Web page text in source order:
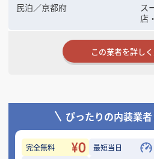
民泊／京都府
ス
店
この業者を詳し
ぴったりの内装業
完全無料
最短当日